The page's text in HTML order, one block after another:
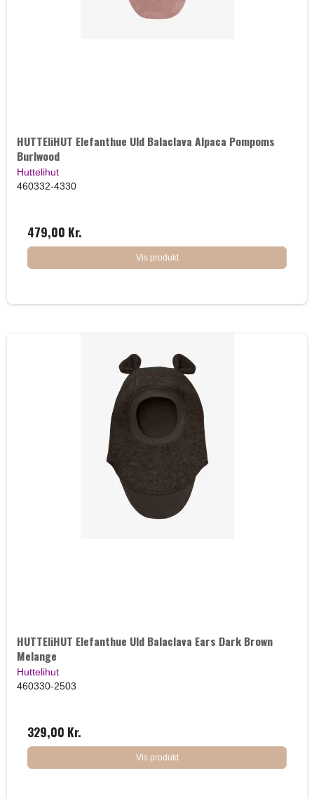
HUTTEliHUT Elefanthue Uld Balaclava Alpaca Pompoms
Burlwood
Huttelihut
460332-4330
479,00 Kr.
Vis produkt
HUTTEliHUT Elefanthue Uld Balaclava Ears Dark Brown
Melange
Huttelihut
460330-2503
329,00 Kr.
Vis produkt